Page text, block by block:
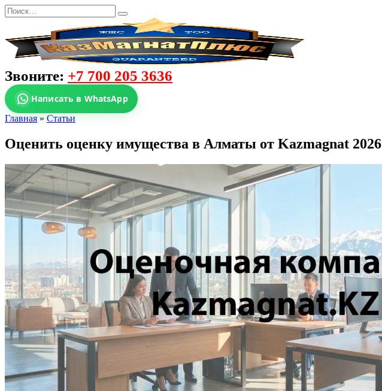
Звоните: +7 700 205 3636
Написать в WhatsApp
Главная » Статьи
Оценить оценку имущества в Алматы от Kazmagnat 2026